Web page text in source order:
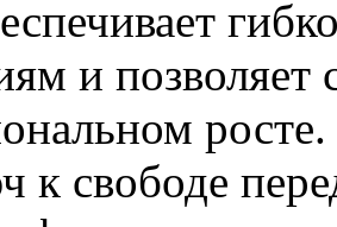
и позволяет
к свободе